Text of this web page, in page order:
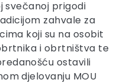
svečanoj prigodi
zahvale za
koji su na osobit
i obrtništva te
ostavili
djelovanju MOU